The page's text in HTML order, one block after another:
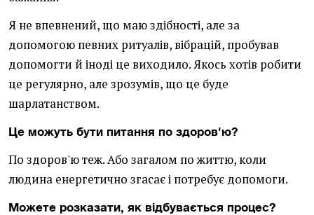
Я не впевнений, що маю здібності, але за
допомогою певних ритуалів, вібрацій, пробував
допомогти й іноді це виходило. Якось хотів робити
це регулярно, але зрозумів, що це буде
шарлатанством.
Це можуть бути питання по здоров'ю?
По здоров'ю теж. Або загалом по життю, коли
людина енергетично згасає і потребує допомоги.
Можете розказати, як відбувається процес?